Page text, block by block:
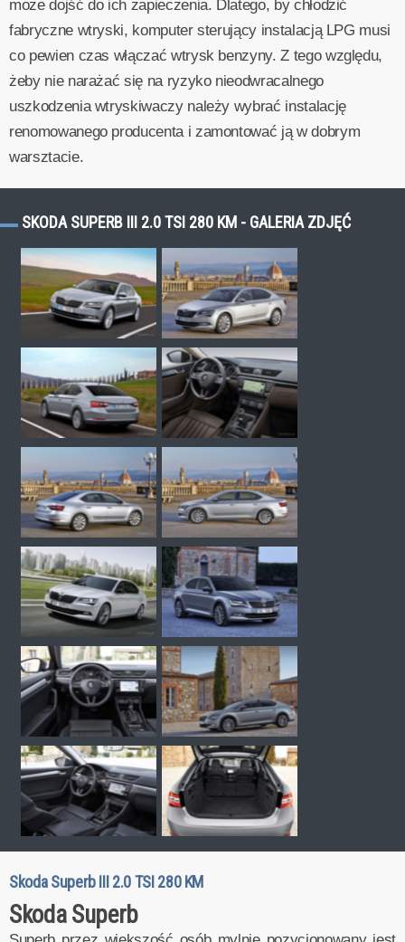
może dojść do ich zapieczenia. Dlatego, by chłodzić
fabryczne wtryski, komputer sterujący instalacją LPG musi
co pewien czas włączać wtrysk benzyny. Z tego względu,
żeby nie narażać się na ryzyko nieodwracalnego
uszkodzenia wtryskiwaczy należy wybrać instalację
renomowanego producenta i zamontować ją w dobrym
warsztacie.
SKODA SUPERB III 2.0 TSI 280 KM - GALERIA ZDJĘĆ
Skoda Superb III 2.0 TSI 280 KM
Skoda Superb